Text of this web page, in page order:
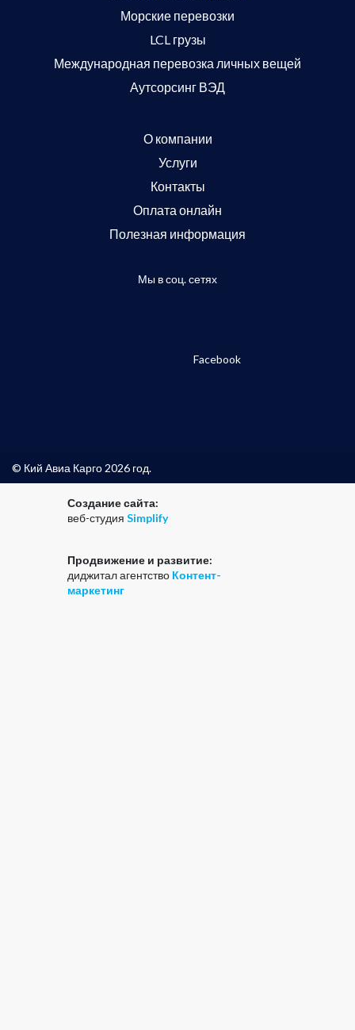
Морские перевозки
LCL грузы
Международная перевозка личных вещей
Аутсорсинг ВЭД
О компании
Услуги
Контакты
Оплата онлайн
Полезная информация
Мы в соц. сетях
Facebook
© Кий Авиа Карго 2026 год.
Создание сайта:
веб-студия Simplify
Продвижение и развитие:
диджитал агентство Контент-
маркетинг